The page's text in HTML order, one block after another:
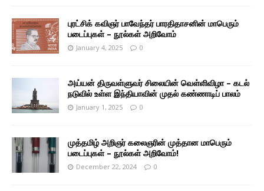
புரட்சிக் கவிஞர் பாவேந்தர் பாரதிதாசனின் மாபெரும்
படைப்புகள் – நூல்கள் அறிவோம்
January 4, 2025 0
அய்யன் திருவள்ளுவர் சிலையின் வெள்ளிவிழா – கடல்
நடுவில் உள்ள இந்தியாவின் முதல் கண்ணாடிப் பாலம்
January 1, 2025 0
முத்தமிழ் அறிஞர் கலைஞரின் முத்தான மாபெரும்
படைப்புகள் – நூல்கள் அறிவோம்!
December 22, 2024 0